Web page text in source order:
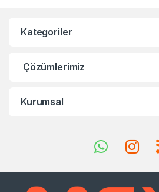
Kategoriler
Çözümlerimiz
Kurumsal